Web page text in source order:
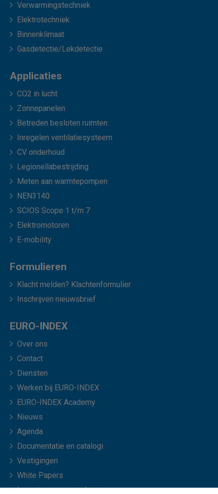
Verwarmingstechniek
Elektrotechniek
Binnenklimaat
Gasdetectie/Lekdetectie
Applicaties
CO2 in lucht
Zonnepanelen
Betreden besloten ruimten
Inregelen ventilatiesysteem
CV onderhoud
Legionellabestrijding
Meten aan warmtepompen
NEN3140
SCIOS Scope 1 t/m 7
Elektromotoren
E-mobility
Formulieren
Klacht melden? Klachtenformulier
Inschrijven nieuwsbrief
EURO-INDEX
Over ons
Contact
Diensten
Werken bij EURO-INDEX
EURO-INDEX Academy
Nieuws
Agenda
Documentatie en catalogi
Vestigingen
White Papers
Leveringsvoorwaarden